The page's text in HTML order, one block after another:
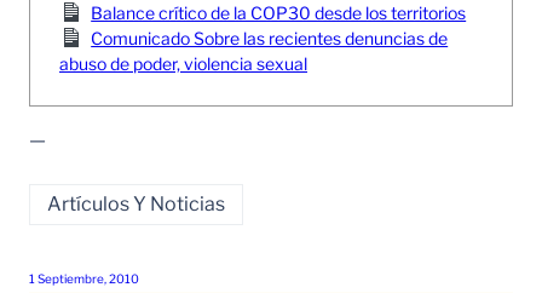
Balance crítico de la COP30 desde los territorios
Comunicado Sobre las recientes denuncias de
abuso de poder, violencia sexual
—
Artículos Y Noticias
1 Septiembre, 2010